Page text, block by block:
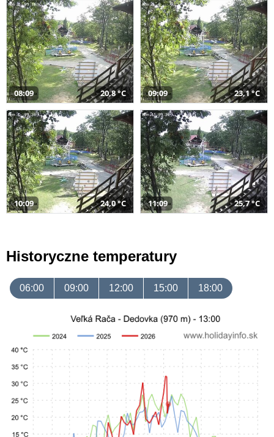
08:09 20,8 °C 09:09 23,1 °C
10:09 24,0 °C 11:09 25,7 °C
Historyczne temperatury
06:00 09:00 12:00 15:00 18:00